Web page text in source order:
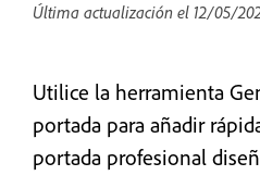
Última actualización el 12/05/
Utilice la herramienta
portada para añadir
portada profesional